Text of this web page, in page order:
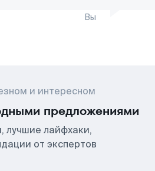
Вы
и интересном
предложениями
лучшие лайфхаки,
от экспертов